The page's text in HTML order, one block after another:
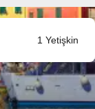
1 Yetişkin